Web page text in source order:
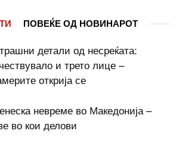
ПОВЕЌЕ ОД НОВИНАРОТ
детали од несреќата:
и трето лице –
открија се
невреме во Македонија –
во кои делови